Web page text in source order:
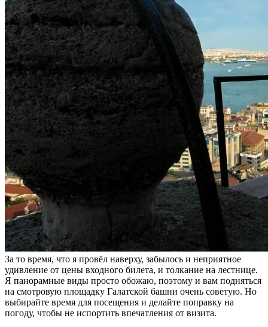
За то время, что я провёл наверху, забылось и неприятное
удивление от цены входного билета, и толкание на лестнице.
Я панорамные виды просто обожаю, поэтому и вам подняться
на смотровую площадку Галатской башни очень советую. Но
выбирайте время для посещения и делайте поправку на
погоду, чтобы не испортить впечатления от визита.